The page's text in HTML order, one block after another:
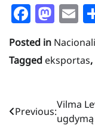
Posted in
Tagged eksportas,
Navigacija
Previous:
Vilma